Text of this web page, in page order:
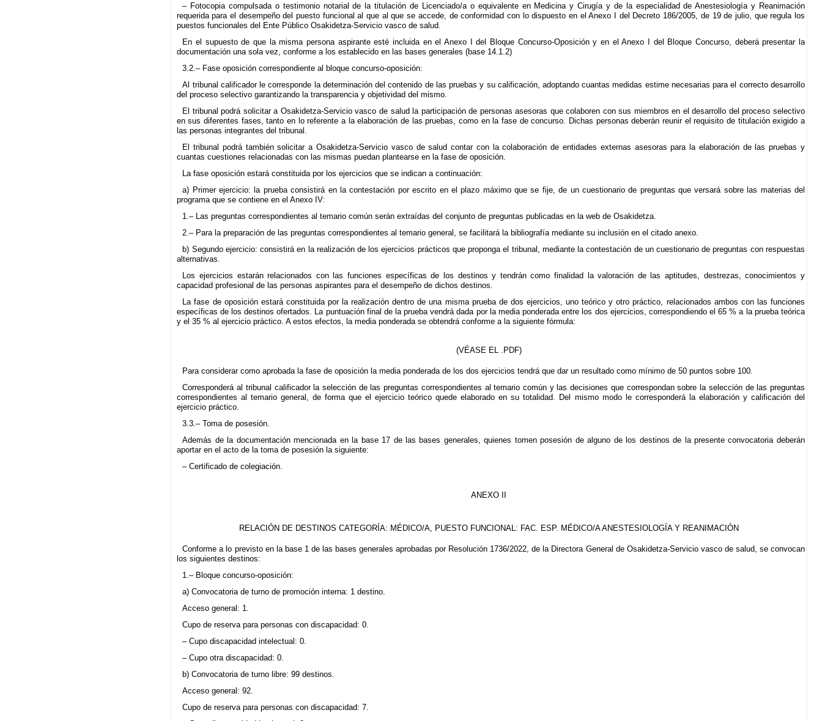
– Fotocopia compulsada o testimonio notarial de la titulación de Licenciado/a o equivalente en Medicina y Cirugía y de la especialidad de Anestesiología y Reanimación
requerida para el desempeño del puesto funcional al que al que se accede, de conformidad con lo dispuesto en el Anexo I del Decreto 186/2005, de 19 de julio, que regula los
puestos funcionales del Ente Público Osakidetza-Servicio vasco de salud.
En el supuesto de que la misma persona aspirante esté incluida en el Anexo I del Bloque Concurso-Oposición y en el Anexo I del Bloque Concurso, deberá presentar la
documentación una sola vez, conforme a los establecido en las bases generales (base 14.1.2)
3.2.– Fase oposición correspondiente al bloque concurso-oposición:
Al tribunal calificador le corresponde la determinación del contenido de las pruebas y su calificación, adoptando cuantas medidas estime necesarias para el correcto desarrollo
del proceso selectivo garantizando la transparencia y objetividad del mismo.
El tribunal podrá solicitar a Osakidetza-Servicio vasco de salud la participación de personas asesoras que colaboren con sus miembros en el desarrollo del proceso selectivo
en sus diferentes fases, tanto en lo referente a la elaboración de las pruebas, como en la fase de concurso. Dichas personas deberán reunir el requisito de titulación exigido a
las personas integrantes del tribunal.
El tribunal podrá también solicitar a Osakidetza-Servicio vasco de salud contar con la colaboración de entidades externas asesoras para la elaboración de las pruebas y
cuantas cuestiones relacionadas con las mismas puedan plantearse en la fase de oposición.
La fase oposición estará constituida por los ejercicios que se indican a continuación:
a) Primer ejercicio: la prueba consistirá en la contestación por escrito en el plazo máximo que se fije, de un cuestionario de preguntas que versará sobre las materias del
programa que se contiene en el Anexo IV:
1.– Las preguntas correspondientes al temario común serán extraídas del conjunto de preguntas publicadas en la web de Osakidetza.
2.– Para la preparación de las preguntas correspondientes al temario general, se facilitará la bibliografía mediante su inclusión en el citado anexo.
b) Segundo ejercicio: consistirá en la realización de los ejercicios prácticos que proponga el tribunal, mediante la contestación de un cuestionario de preguntas con respuestas
alternativas.
Los ejercicios estarán relacionados con las funciones específicas de los destinos y tendrán como finalidad la valoración de las aptitudes, destrezas, conocimientos y
capacidad profesional de las personas aspirantes para el desempeño de dichos destinos.
La fase de oposición estará constituida por la realización dentro de una misma prueba de dos ejercicios, uno teórico y otro práctico, relacionados ambos con las funciones
específicas de los destinos ofertados. La puntuación final de la prueba vendrá dada por la media ponderada entre los dos ejercicios, correspondiendo el 65 % a la prueba teórica
y el 35 % al ejercicio práctico. A estos efectos, la media ponderada se obtendrá conforme a la siguiente fórmula:
(VÉASE EL .PDF)
Para considerar como aprobada la fase de oposición la media ponderada de los dos ejercicios tendrá que dar un resultado como mínimo de 50 puntos sobre 100.
Corresponderá al tribunal calificador la selección de las preguntas correspondientes al temario común y las decisiones que correspondan sobre la selección de las preguntas
correspondientes al temario general, de forma que el ejercicio teórico quede elaborado en su totalidad. Del mismo modo le corresponderá la elaboración y calificación del
ejercicio práctico.
3.3.– Toma de posesión.
Además de la documentación mencionada en la base 17 de las bases generales, quienes tomen posesión de alguno de los destinos de la presente convocatoria deberán
aportar en el acto de la toma de posesión la siguiente:
– Certificado de colegiación.
ANEXO II
RELACIÓN DE DESTINOS CATEGORÍA: MÉDICO/A, PUESTO FUNCIONAL: FAC. ESP. MÉDICO/A ANESTESIOLOGÍA Y REANIMACIÓN
Conforme a lo previsto en la base 1 de las bases generales aprobadas por Resolución 1736/2022, de la Directora General de Osakidetza-Servicio vasco de salud, se convocan
los siguientes destinos:
1.– Bloque concurso-oposición:
a) Convocatoria de turno de promoción interna: 1 destino.
Acceso general: 1.
Cupo de reserva para personas con discapacidad: 0.
– Cupo discapacidad intelectual: 0.
– Cupo otra discapacidad: 0.
b) Convocatoria de turno libre: 99 destinos.
Acceso general: 92.
Cupo de reserva para personas con discapacidad: 7.